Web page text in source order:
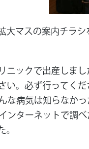
大マスの案内チラシ
ニックで出産しま
い。必ず行ってく
な病気は知らなか
ンターネットで調
。